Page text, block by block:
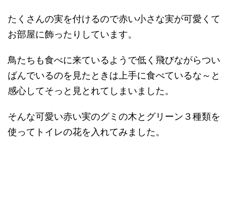
たくさんの実を付けるので赤い小さな実が可愛くて
お部屋に飾ったりしています。
鳥たちも食べに来ているようで低く飛びながらつい
ばんでいるのを見たときは上手に食べているな～と
感心してそっと見とれてしまいました。
そんな可愛い赤い実のグミの木とグリーン３種類を
使ってトイレの花を入れてみました。